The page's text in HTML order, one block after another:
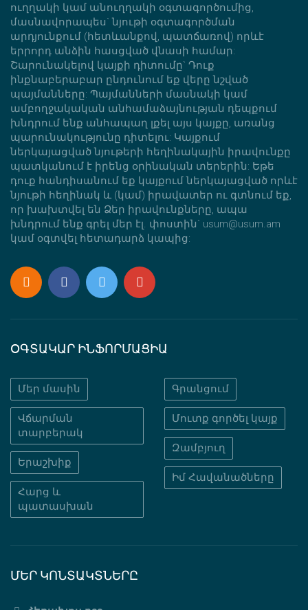
ուղղակի կամ անուղղակի օգտագործումից,
մասնավորապես` նյութի օգտագործման
արդյունքում (հետևանքով, պատճառով) որևէ
երրորդ անձին հասցված վնասի համար:
Շարունակելով կայքի դիտումը` Դուք
ինքնաբերաբար ընդունում եք վերը նշված
պայմանները: Պայմանների մասնակի կամ
ամբողջակական անհամաձայնության դեպքում
խնդրում ենք անհապաղ լքել այս կայքը, առանց
պարունակությունը դիտելու: Կայքում
ներկայացված նյութերի հեղինակային իրավունքը
պատկանում է իրենց օրինական տերերին: Եթե
դուք հանդիսանում եք կայքում ներկայացված որևէ
նյութի հեղինակ և (կամ) իրավատեր ու գտնում եք,
որ խախտվել են Ձեր իրավունքները, ապա
խնդրում ենք գրել մեր էլ. փոստին` usum@usum.am
կամ օգտվել հետադարձ կապից:
ՕԳՏԱԿԱՐ ԻՆՖՈՐՄԱՑԻԱ
Մեր մասին
Վճարման
տարբերակ
Երաշխիք
Հարց և
պատասխան
Գրանցում
Մուտք գործել կայք
Զամբյուղ
Իմ Հավանածները
ՄԵՐ ԿՈՆՏԱԿՏՆԵՐԸ